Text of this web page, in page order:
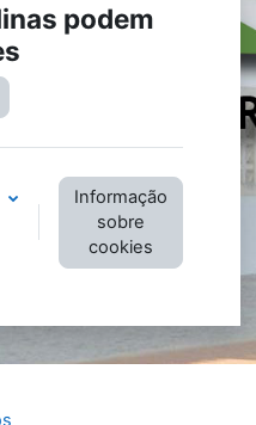
podem
Informação
sobre
cookies